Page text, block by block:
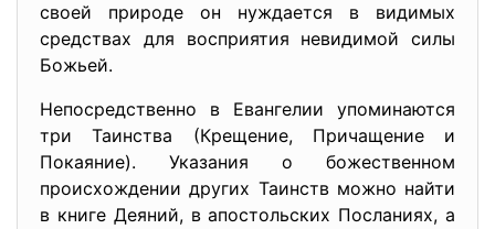
своей природе он нуждается в видимых
средствах для восприятия невидимой силы
Божьей.
Непосредственно в Евангелии упоминаются
три Таинства (Крещение, Причащение и
Покаяние). Указания о божественном
происхождении других Таинств можно найти
в книге Деяний, в апостольских Посланиях, а